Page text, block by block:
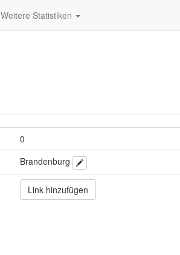
Weitere Statistiken
0
Brandenburg
Link hinzufügen